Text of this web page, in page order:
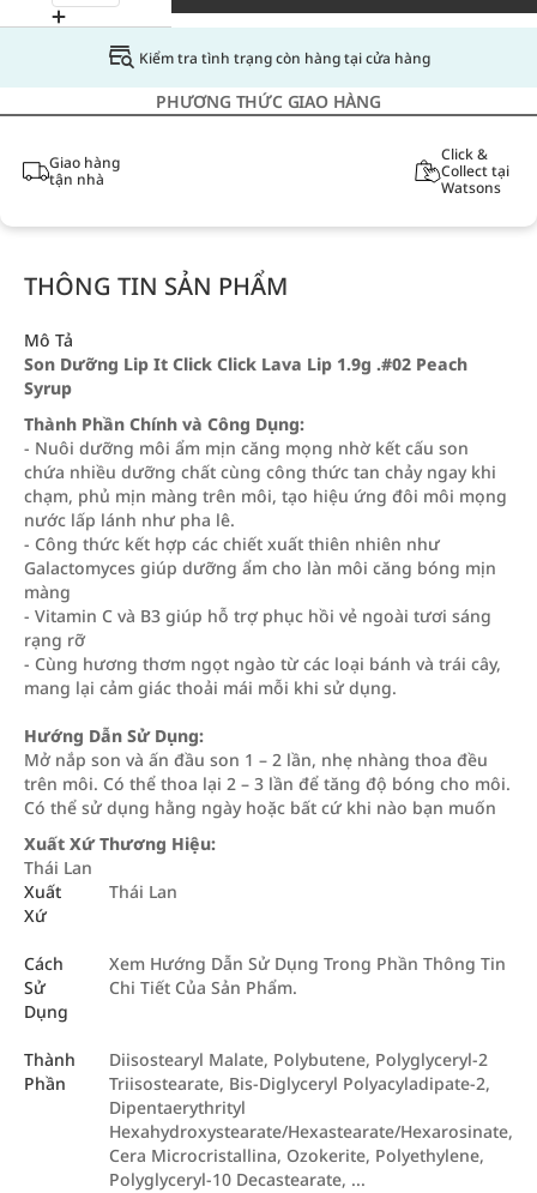
Kiểm tra tình trạng còn hàng tại cửa hàng
PHƯƠNG THỨC GIAO HÀNG
Giao hàng
tận nhà
Click &
Collect tại
Watsons
THÔNG TIN SẢN PHẨM
Mô Tả
Son Dưỡng Lip It Click Click Lava Lip 1.9g .#02 Peach
Syrup
Thành Phần Chính và Công Dụng:
- Nuôi dưỡng môi ẩm mịn căng mọng nhờ kết cấu son
chứa nhiều dưỡng chất cùng công thức tan chảy ngay khi
chạm, phủ mịn màng trên môi, tạo hiệu ứng đôi môi mọng
nước lấp lánh như pha lê.
- Công thức kết hợp các chiết xuất thiên nhiên như
Galactomyces giúp dưỡng ẩm cho làn môi căng bóng mịn
màng
- Vitamin C và B3 giúp hỗ trợ phục hồi vẻ ngoài tươi sáng
rạng rỡ
- Cùng hương thơm ngọt ngào từ các loại bánh và trái cây,
mang lại cảm giác thoải mái mỗi khi sử dụng.
Hướng Dẫn Sử Dụng:
Mở nắp son và ấn đầu son 1 – 2 lần, nhẹ nhàng thoa đều
trên môi. Có thể thoa lại 2 – 3 lần để tăng độ bóng cho môi.
Có thể sử dụng hằng ngày hoặc bất cứ khi nào bạn muốn
Xuất Xứ Thương Hiệu:
Thái Lan
Xuất
Xứ
Thái Lan
Cách
Sử
Dụng
Xem Hướng Dẫn Sử Dụng Trong Phần Thông Tin
Chi Tiết Của Sản Phẩm.
Thành
Phần
Diisostearyl Malate, Polybutene, Polyglyceryl-2
Triisostearate, Bis-Diglyceryl Polyacyladipate-2,
Dipentaerythrityl
Hexahydroxystearate/Hexastearate/Hexarosinate,
Cera Microcristallina, Ozokerite, Polyethylene,
Polyglyceryl-10 Decastearate, ...